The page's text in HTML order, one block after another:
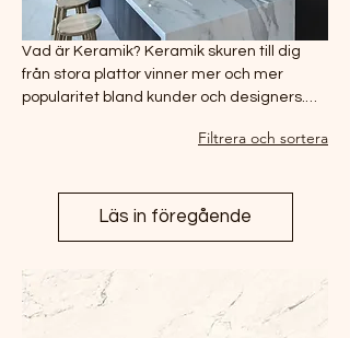
Vad är Keramik? Keramik skuren till dig
från stora plattor vinner mer och mer
popularitet bland kunder och designers.
värmebeständighet, vikt och vacker
bakgrundsväggar från keramiska brädor,
att använda dem för möbeldesign, för
Filtrera och sortera
Läs in föregående